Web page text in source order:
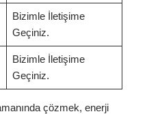
Bizimle İletişime
Geçiniz.
Bizimle İletişime
Geçiniz.
çözmek, enerji